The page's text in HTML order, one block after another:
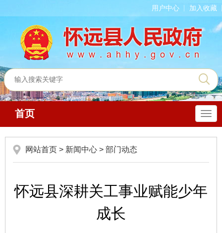
用户中心 加入收藏
导
航
首页
网站首页 > 新闻中心 > 部门动态
怀远县深耕关工事业赋能少年
成长